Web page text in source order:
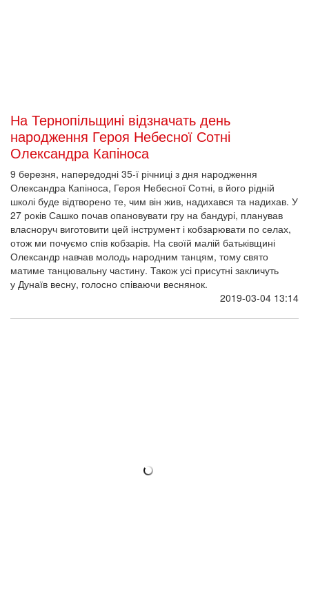
На Тернопільщині відзначать день
народження Героя Небесної Сотні
Олександра Капіноса
9 березня, напередодні 35-ї річниці з дня народження
Олександра Капіноса, Героя Небесної Сотні, в його рідній
школі буде відтворено те, чим він жив, надихався та надихав. У
27 років Сашко почав опановувати гру на бандурі, планував
власноруч виготовити цей інструмент і кобзарювати по селах,
отож ми почуємо спів кобзарів. На своїй малій батьківщині
Олександр навчав молодь народним танцям, тому свято
матиме танцювальну частину. Також усі присутні закличуть
у Дунаїв весну, голосно співаючи веснянок.
2019-03-04 13:14